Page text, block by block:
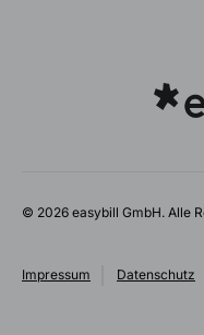
© 2026 easybill GmbH. Alle
Impressum Datenschutz